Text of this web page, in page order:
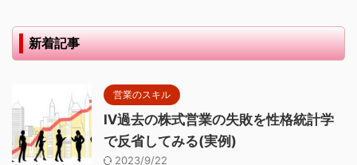
新着記事
営業のスキル
Ⅳ過去の株式営業の失敗を性格統計学
で反省してみる(実例)
2023/9/22